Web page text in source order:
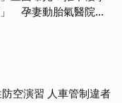
孕妻動胎氣醫院爆
空演習 人車管制違者